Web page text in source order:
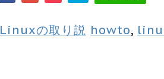
Linuxの取り説 howto,